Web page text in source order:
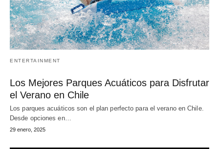
ENTERTAINMENT
Los Mejores Parques Acuáticos para Disfrutar
el Verano en Chile
Los parques acuáticos son el plan perfecto para el verano en Chile.
Desde opciones en…
29 enero, 2025